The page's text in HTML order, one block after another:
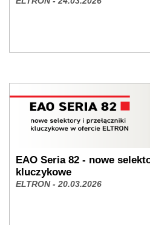
EAO Seria 82 - nowe
kluczykowe
ELTRON - 20.03.2026